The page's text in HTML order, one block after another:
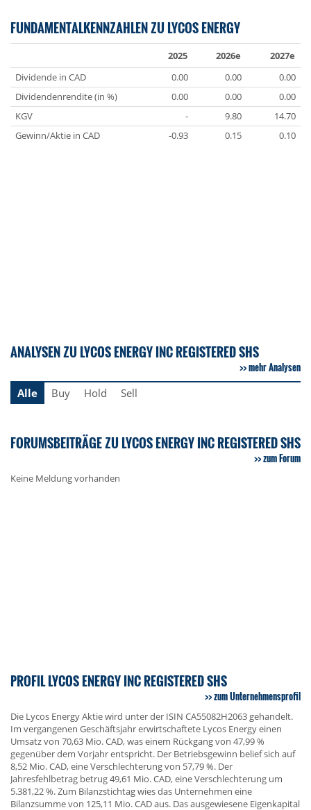
FUNDAMENTALKENNZAHLEN ZU LYCOS ENERGY
2025 2026e
2027e
Dividende in CAD
0.00 0.00
0.00
Dividendenrendite (in %)
0.00 0.00
0.00
KGV
- 9.80
14.70
Gewinn/Aktie in CAD
-0.93 0.15 0.10
ANALYSEN ZU LYCOS ENERGY INC REGISTERED SHS
mehr Analysen
Alle
Buy Hold Sell
FORUMSBEITRÄGE ZU LYCOS ENERGY INC REGISTERED SHS
zum Forum
Keine Meldung vorhanden
PROFIL LYCOS ENERGY INC REGISTERED SHS
zum Unternehmensprofil
Die Lycos Energy Aktie wird unter der ISIN CA55082H2063 gehandelt.
Im vergangenen Geschäftsjahr erwirtschaftete Lycos Energy einen
Umsatz von 70,63 Mio. CAD, was einem Rückgang von 47,99 %
gegenüber dem Vorjahr entspricht. Der Betriebsgewinn belief sich auf
8,52 Mio. CAD, eine Verschlechterung von 57,79 %. Der
Jahresfehlbetrag betrug 49,61 Mio. CAD, eine Verschlechterung um
5.381,22 %. Zum Bilanzstichtag wies das Unternehmen eine
Bilanzsumme von 125,11 Mio. CAD aus. Das ausgewiesene Eigenkapital